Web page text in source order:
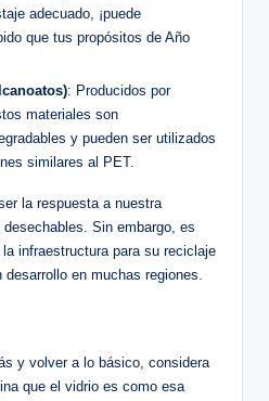
adecuado,⁤ ¡puede
que⁢ tus propósitos de Año
: Producidos ‌por
‍materiales son
y pueden‌ ser utilizados
similares al PET.
la ​respuesta ‍a‌ nuestra⁤
Sin embargo, es
‍infraestructura para ⁣su reciclaje
en muchas regiones.
y​ volver a lo básico, considera
que el⁤ vidrio es como esa